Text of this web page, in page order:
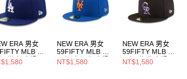
ERA 男女
MLB 球
道奇 客場
NEW ERA 男女
59FIFTY MLB 球
員帽 大都會 客場
NE70360938
NT$1,580
NEW ERA 男女
59FIFTY MLB 球
員帽 落磯 客場
NE70365295
NT$1,580